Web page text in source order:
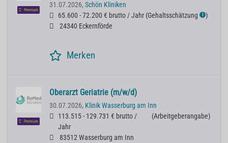
Premium
31.07.2026, Schön Kliniken
65.600 - 72.200 € brutto / Jahr (Gehaltsschätzung ℹ )
24340 Eckernförde
Merken
Premium
Oberarzt Geriatrie (m/w/d)
30.07.2026, Klinik Wasserburg am Inn
113.515 - 129.731 € brutto /
Jahr
(Arbeitgeberangabe)
83512 Wasserburg am Inn